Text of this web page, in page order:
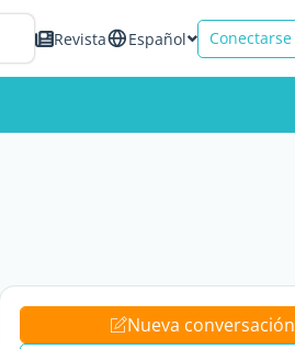
Revista Español Conectarse
Nueva conversación